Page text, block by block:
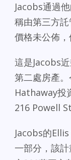
Jacobs通過
稱由第三方
價格未公佈
這是Jacobs
第二處房產
Hathaway投
216 Powell
Jacobs的
一部分，該